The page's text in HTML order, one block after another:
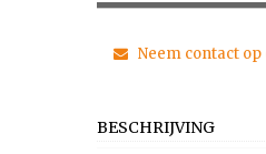
Neem contact
BESCHRIJVING